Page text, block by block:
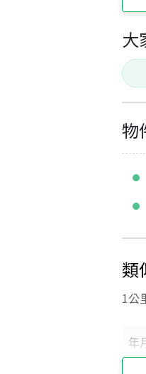
大
物
類
1公